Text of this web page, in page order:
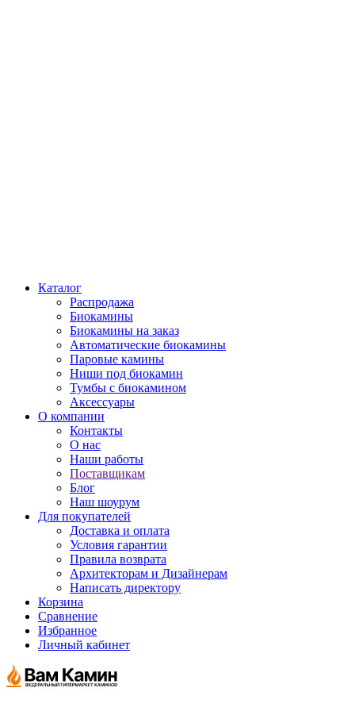
Каталог
Распродажа
Биокамины
Биокамины на заказ
Автоматические биокамины
Паровые камины
Ниши под биокамин
Тумбы с биокамином
Аксессуары
О компании
Контакты
О нас
Наши работы
Поставщикам
Блог
Наш шоурум
Для покупателей
Доставка и оплата
Условия гарантии
Правила возврата
Архитекторам и Дизайнерам
Написать директору
Корзина
Сравнение
Избранное
Личный кабинет